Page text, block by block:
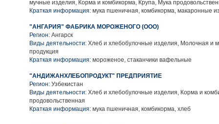
мучные изделия, Корма и комбикорма, Крупа, Мука
Краткая информация: мука пшеничная, комбикорма, макаронные
"АНГАРИЯ" ФАБРИКА МОРОЖЕНОГО (ООО)
Регион: Ангарск
Виды деятельности: Хлеб и хлебобулочные изделия, Молочная и
продукция
Краткая информация: мороженое, стаканчики вафельные
"АНДИЖАНХЛЕБОПРОДУКТ" ПРЕДПРИЯТИЕ
Регион: Узбекистан
Виды деятельности: Хлеб и хлебобулочные изделия, Корма и
продовольственная
Краткая информация: мука пшеничная, комбикорма, хлеб